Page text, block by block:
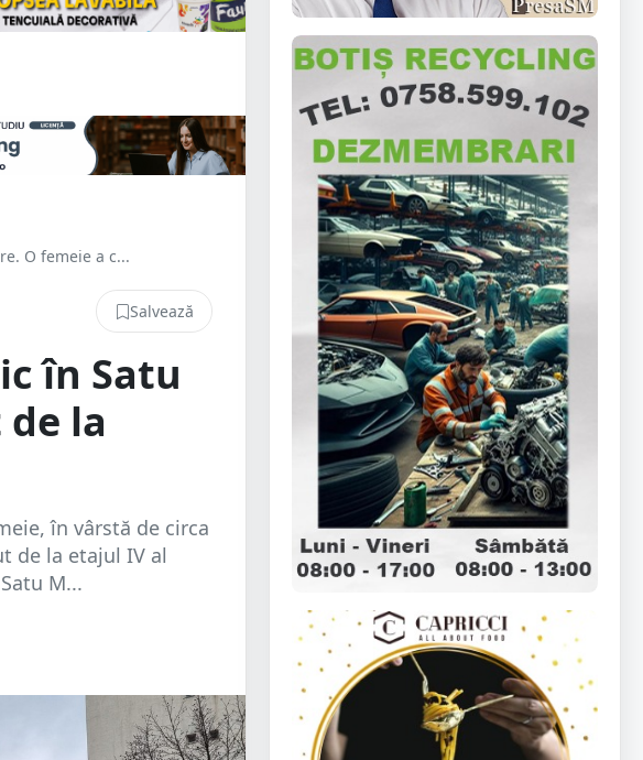
O femeie a c...
Salvează
în Satu
la
în vârstă de circa
de la etajul IV al
M...